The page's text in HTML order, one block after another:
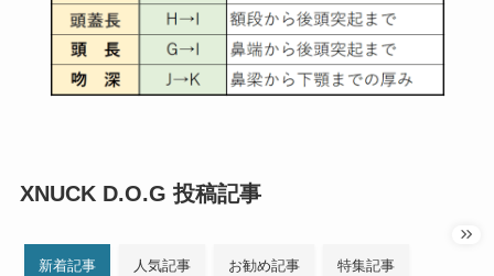
XNUCK D.O.G 投稿記事
新着記事 人気記事 お勧め記事 特集記事